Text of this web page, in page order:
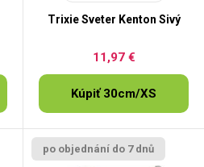
Trixie Sveter Kenton Sivý
11,97 €
Kúpiť 30cm/XS
po objednání do 7 dnů